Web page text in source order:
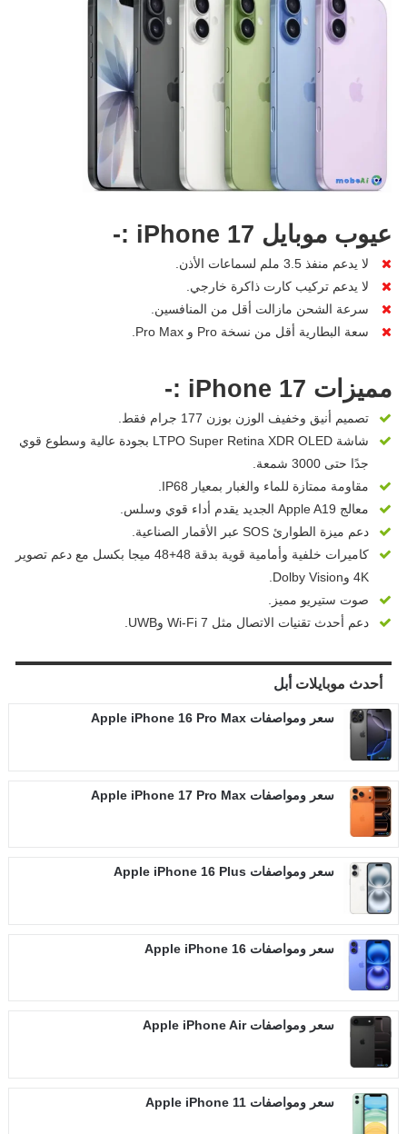
عيوب موبايل iPhone 17 :-
لا يدعم منفذ 3.5 ملم لسماعات الأذن.
لا يدعم تركيب كارت ذاكرة خارجي.
سرعة الشحن مازالت أقل من المنافسين.
سعة البطارية أقل من نسخة Pro و Pro Max.
مميزات iPhone 17 :-
تصميم أنيق وخفيف الوزن بوزن 177 جرام فقط.
شاشة LTPO Super Retina XDR OLED بجودة عالية وسطوع قوي
جدًا حتى 3000 شمعة.
مقاومة ممتازة للماء والغبار بمعيار IP68.
معالج Apple A19 الجديد يقدم أداء قوي وسلس.
دعم ميزة الطوارئ SOS عبر الأقمار الصناعية.
كاميرات خلفية وأمامية قوية بدقة 48+48 ميجا بكسل مع دعم تصوير
4K وDolby Vision.
صوت ستيريو مميز.
دعم أحدث تقنيات الاتصال مثل Wi-Fi 7 وUWB.
أحدث موبايلات أبل
سعر ومواصفات Apple iPhone 16 Pro Max
سعر ومواصفات Apple iPhone 17 Pro Max
سعر ومواصفات Apple iPhone 16 Plus
سعر ومواصفات Apple iPhone 16
سعر ومواصفات Apple iPhone Air
سعر ومواصفات Apple iPhone 11